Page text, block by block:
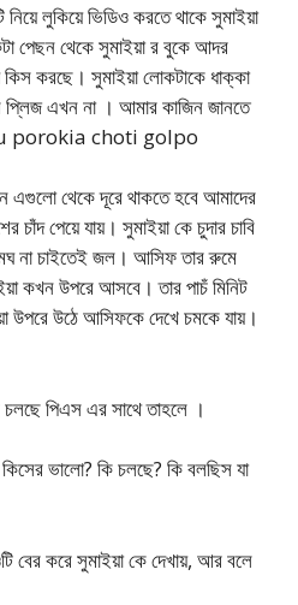
লুকিয়ে ভিডিও করতে থাকে সুমাইয়া
পেছন থেকে সুমাইয়া র বুকে আদর
করছে। সুমাইয়া লোকটাকে ধাক্কা
প্লিজ এখন না । আমার কাজিন জানতে
bou porokia choti golpo
এগুলো থেকে দূরে থাকতে হবে আমাদের
পেয়ে যায়। সুমাইয়া কে চুদার চাবি
না চাইতেই জল। আসিফ তার রুমে
কখন উপরে আসবে। তার পাচঁ মিনিট
উপরে উঠে আসিফকে দেখে চমকে যায়।
পিএস এর সাথে তাহলে ।
কিসের ভালো? কি চলছে? কি বলছিস যা
বের করে সুমাইয়া কে দেখায়, আর বলে